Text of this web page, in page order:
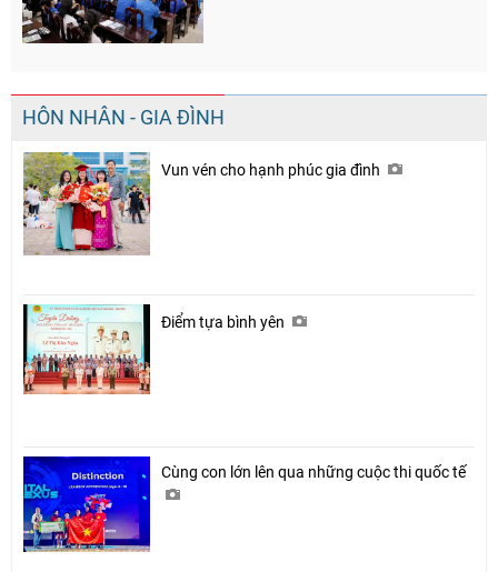
Facebook
HÔN NHÂN - GIA ĐÌNH
Vun vén cho hạnh phúc gia đình
Điểm tựa bình yên
Cùng con lớn lên qua những cuộc thi quốc tế